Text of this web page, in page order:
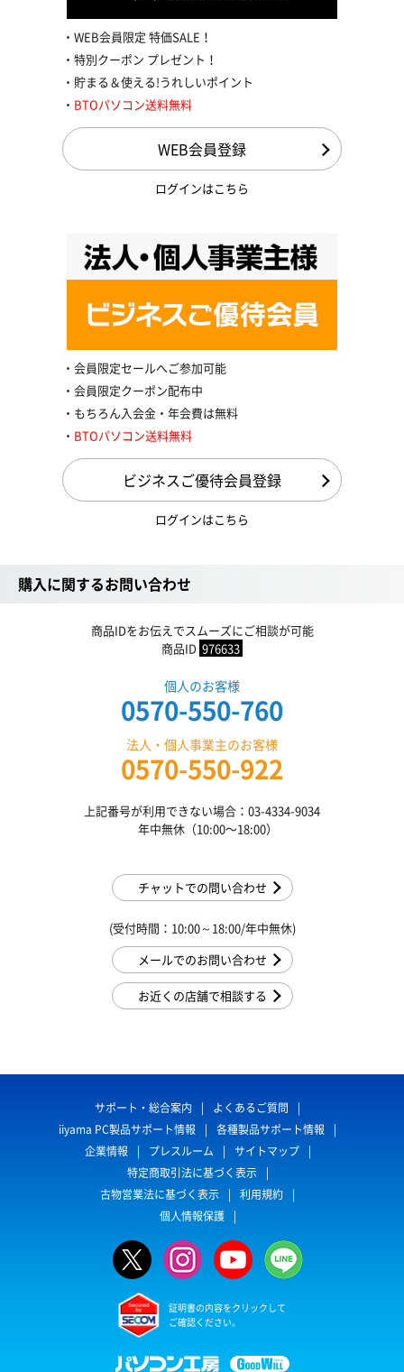
WEB会員限定 特価SALE！
特別クーポン プレゼント！
貯まる＆使える!うれしいポイント
BTOパソコン送料無料
WEB会員登録
ログインはこちら
会員限定セールへご参加可能
会員限定クーポン配布中
もちろん入会金・年会費は無料
BTOパソコン送料無料
ビジネスご優待会員登録
ログインはこちら
購入に関するお問い合わせ
商品IDをお伝えでスムーズにご相談が可能
商品ID 976633
個人のお客様
0570-550-760
法人・個人事業主のお客様
0570-550-922
上記番号が利用できない場合：03-4334-9034
年中無休（10:00〜18:00）
チャットでの問い合わせ
(受付時間：10:00～18:00/年中無休)
メールでのお問い合わせ
お近くの店舗で相談する
サポート・総合案内
よくあるご質問
iiyama PC製品サポート情報
各種製品サポート情報
企業情報
プレスルーム
サイトマップ
特定商取引法に基づく表示
古物営業法に基づく表示
利用規約
個人情報保護
証明書の内容をクリックして
ご確認ください。